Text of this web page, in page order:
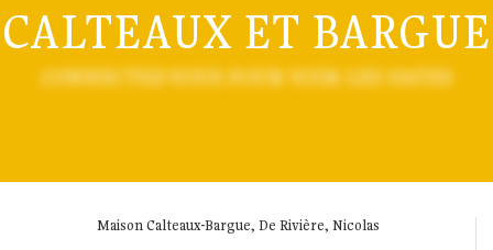
CALTEAUX ET BARGUE
CONNECTEZ-VOUS POUR VOIR LES DATES
Maison Calteaux-Bargue, De Rivière, Nicolas